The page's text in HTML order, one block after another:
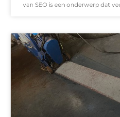
van SEO is een onderwerp dat